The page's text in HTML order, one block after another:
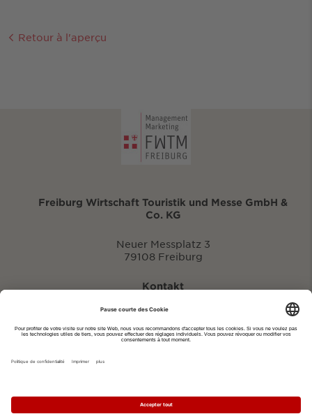
Retour à l'aperçu
Freiburg Wirtschaft Touristik und Messe GmbH &
Co. KG
Neuer Messplatz 3
79108 Freiburg
Kontakt
eventportal@fwtm.de
Imprimer